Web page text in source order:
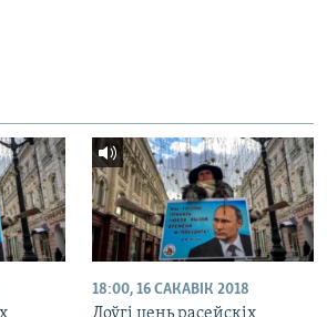
18:00, 16 САКАВІК 2018